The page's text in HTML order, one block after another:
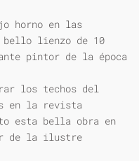
horno en las
lienzo de 10
pintor de la época
los techos del
en la revista
esta bella obra en
de la ilustre